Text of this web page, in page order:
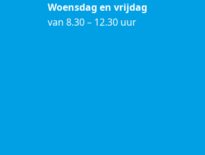
Woensdag en vrijdag
van 8.30 – 12.30 uur